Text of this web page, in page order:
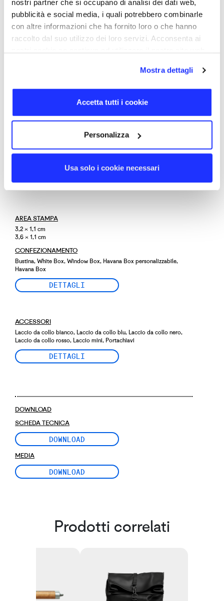
nostri partner che si occupano di analisi dei dati web,
pubblicità e social media, i quali potrebbero combinarle
con altre informazioni che ha fornito loro o che hanno
raccolto dal suo utilizzo dei loro servizi. Acconsenta ai
Mostra dettagli
Accetta tutti i cookie
Personalizza
Usa solo i cookie necessari
7,4 × 2,0 cm
STAMPA
Serigrafia, Quadricromia, Stampa UV
DETTAGLI
AREA STAMPA
3,2 × 1,1 cm
3,6 × 1,1 cm
CONFEZIONAMENTO
Bustina, White Box, Window Box, Havana Box personalizzabile,
Havana Box
DETTAGLI
ACCESSORI
Laccio da collo bianco, Laccio da collo blu, Laccio da collo nero,
Laccio da collo rosso, Laccio mini, Portachiavi
DETTAGLI
DOWNLOAD
SCHEDA TECNICA
DOWNLOAD
MEDIA
DOWNLOAD
Prodotti correlati